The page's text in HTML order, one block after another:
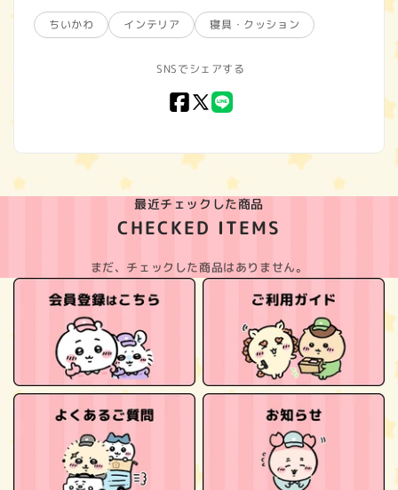
ちいかわ インテリア 寝具・クッション
SNSでシェアする
Facebook
X
最近チェックした商品
CHECKED ITEMS
まだ、チェックした商品はありません。